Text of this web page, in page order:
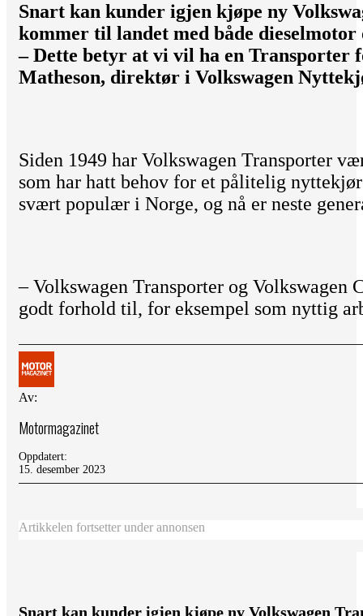
Snart kan kunder igjen kjøpe ny
kommer til landet med både
– Dette betyr at vi vil ha en Transporter
Matheson, direktør i Volkswagen
Siden 1949 har Volkswagen Transporter
som har hatt behov for et pålitelig
svært populær i Norge, og nå er neste
– Volkswagen Transporter og Volkswagen
godt forhold til, for eksempel som nyttig
Av:
Motormagazinet
Oppdatert:
15. desember 2023
Artikkelen fortsetter under annonsen
Snart kan kunder igjen kjøpe ny Volkswagen